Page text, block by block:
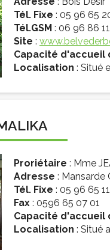
Tél. Fixe : 05 96 65
Tél.GSM : 06 96 86
Site :
Capacité d'accueil
Localisation : Situé
Proriétaire : Mme
Adresse : Mansarde
Tél. Fixe : 05 96 65
Fax : 0596 65 07 01
Capacité d'accueil
Localisation : Situé